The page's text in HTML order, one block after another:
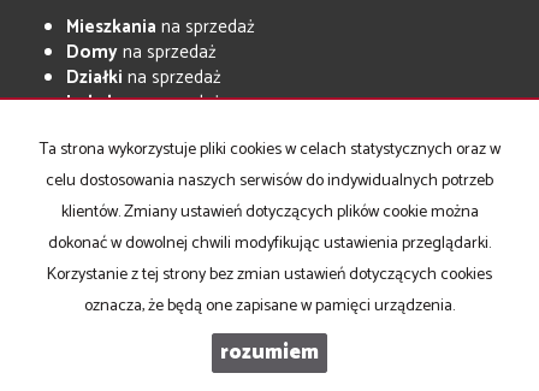
Mieszkania na sprzedaż
Domyna sprzedaż
Działki na sprzedaż
Lokalena sprzedaż
Obiektyna sprzedaż
Accord 2026Program dla biur nieruchomościGalactica Virgo
Ta strona wykorzystuje pliki cookies w celach statystycznych oraz w
celu dostosowania naszych serwisów do indywidualnych potrzeb
klientów. Zmiany ustawień dotyczących plików cookie można
dokonać w dowolnej chwili modyfikując ustawienia przeglądarki.
Korzystanie z tej strony bez zmian ustawień dotyczących cookies
oznacza, że będą one zapisane w pamięci urządzenia.
rozumiem